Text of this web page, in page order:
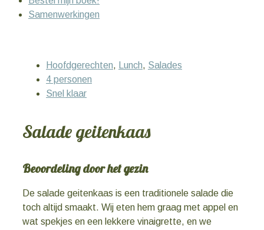
Samenwerkingen
Hoofdgerechten, Lunch, Salades
4 personen
Snel klaar
Salade geitenkaas
Beoordeling door het gezin
De salade geitenkaas is een traditionele salade die
toch altijd smaakt. Wij eten hem graag met appel en
wat spekjes en een lekkere vinaigrette, en we